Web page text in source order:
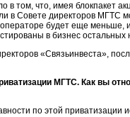
в том, что, имея блокпакет
в Совете директоров МГТС
будет еще меньше,
в бизнес
«Связьинвеста»,
МГТС. Как вы
по этой приватизации